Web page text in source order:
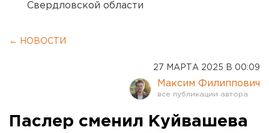
Свердловской области
← НОВОСТИ
27 МАРТА 2025 В 00:09
Максим Филиппович
Паслер сменил Куйвашева